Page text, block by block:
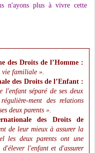
n'ayons plus à vivre cette
des Droits de l’Homme :
vie familiale ».
des Droits de l’Enfant :
l'enfant séparé de ses deux
ment des relations
deux parents ».
des Droits de
de leur mieux à assurer la
les deux parents ont une
l'enfant et d'assurer